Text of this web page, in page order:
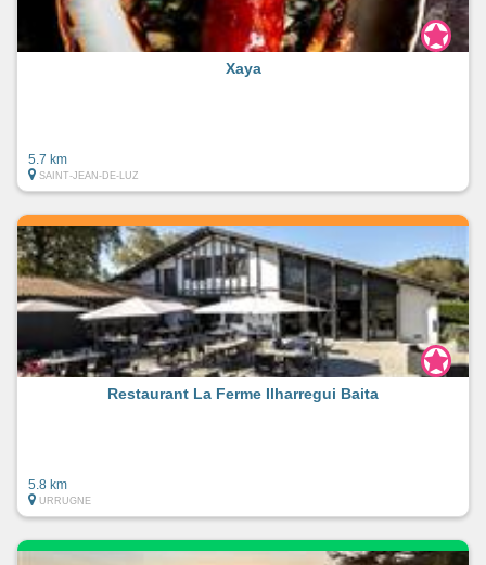
Xaya
5.7 km
SAINT-JEAN-DE-LUZ
Restaurant La Ferme Ilharregui Baita
5.8 km
URRUGNE